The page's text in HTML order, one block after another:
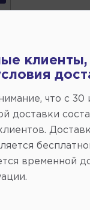
клиенты,
что c 30
доставки
временной